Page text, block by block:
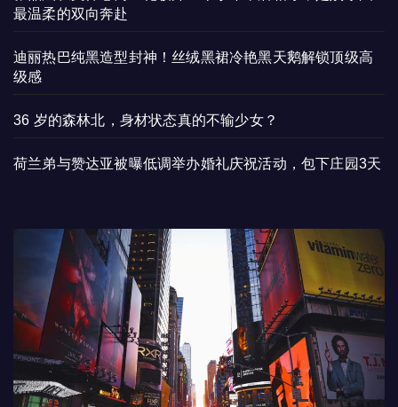
最温柔的双向奔赴
迪丽热巴纯黑造型封神！丝绒黑裙冷艳黑天鹅解锁顶级高
级感
36 岁的森林北，身材状态真的不输少女？
荷兰弟与赞达亚被曝低调举办婚礼庆祝活动，包下庄园3天